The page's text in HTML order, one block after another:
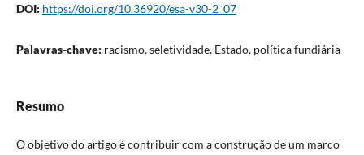
DOI: https://doi.org/10.36920/esa-v30-2_07
Palavras-chave: racismo, seletividade, Estado, política fundiária
Resumo
O objetivo do artigo é contribuir com a construção de um marco